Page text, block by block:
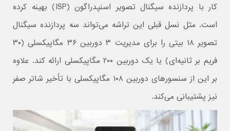
کار با پردازنده سیگنال تصویر اسنپدراگون (ISP) بهینه کرده
است. مثل نسل قبلی این تراشه می‌تواند سه پردازنده سیگنال
تصویر ۱۸ بیتی را برای مدیریت ۳ دوربین ۳۶ مگاپیکسلی (۳۰
فریم بر ثانیه‌ای) یا یک دوربین ۲۰۰ مگاپیکسلی ارائه کند. علاوه
بر این از سنسورهای دوربین ۱۰۸ مگاپیکسلی با تأخیر شاتر صفر
نیز پشتیبانی می‌کند.